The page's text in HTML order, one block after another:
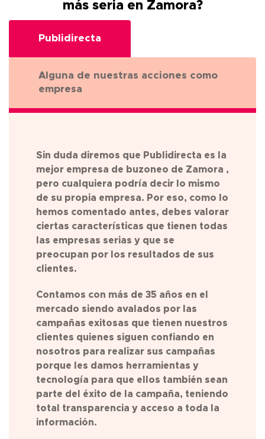
más seria en Zamora?
Publidirecta
Alguna de nuestras acciones como
empresa
Sin duda diremos que Publidirecta es la
mejor empresa de buzoneo de Zamora ,
pero cualquiera podría decir lo mismo
de su propia empresa. Por eso, como lo
hemos comentado antes, debes valorar
ciertas características que tienen todas
las empresas serias y que se
preocupan por los resultados de sus
clientes.
Contamos con más de 35 años en el
mercado siendo avalados por las
campañas exitosas que tienen nuestros
clientes quienes siguen confiando en
nosotros para realizar sus campañas
porque les damos herramientas y
tecnología para que ellos también sean
parte del éxito de la campaña, teniendo
total transparencia y acceso a toda la
información.